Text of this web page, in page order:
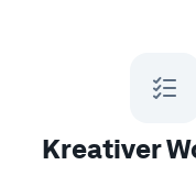
Kreativer